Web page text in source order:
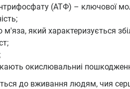
(АТФ) – ключової
м'яза, який характеризується
окислювальниі
до вживання людям, чия